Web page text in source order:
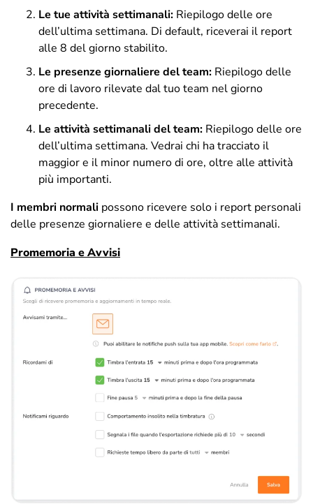
Le tue attività settimanali: Riepilogo delle ore
dell’ultima settimana. Di default, riceverai il report
alle 8 del giorno stabilito.
Le presenze giornaliere del team: Riepilogo delle
ore di lavoro rilevate dal tuo team nel giorno
precedente.
Le attività settimanali del team: Riepilogo delle ore
dell’ultima settimana. Vedrai chi ha tracciato il
maggior e il minor numero di ore, oltre alle attività
più importanti.
I membri normali possono ricevere solo i report personali
delle presenze giornaliere e delle attività settimanali.
Promemoria e Avvisi